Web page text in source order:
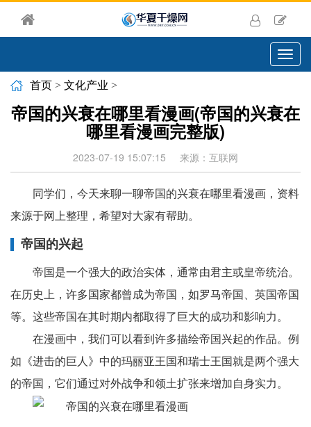
切
换
首页 > 文化产业 >
帝国的兴衰在哪里看漫画(帝国的兴衰在
哪里看漫画完整版)
2023-07-19 15:07:15 来源：互联网
同学们，今天来聊一聊帝国的兴衰在哪里看漫画，资料
来源于网上整理，希望对大家有帮助。
帝国的兴起
帝国是一个强大的政治实体，通常由君主或皇帝统治。
在历史上，许多国家都曾成为帝国，如罗马帝国、英国帝国
等。这些帝国在其时期内都取得了巨大的成功和影响力。
在漫画中，我们可以看到许多描绘帝国兴起的作品。例
如《进击的巨人》中的玛丽亚王国和瑞士王国就是两个强大
的帝国，它们通过对外战争和领土扩张来增加自身实力。